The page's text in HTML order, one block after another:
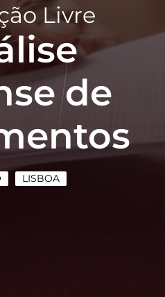
Livre
de
LISBOA